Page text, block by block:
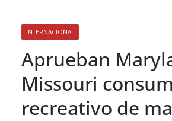
INTERNACIONAL
Aprueban
Missouri
recreativo de